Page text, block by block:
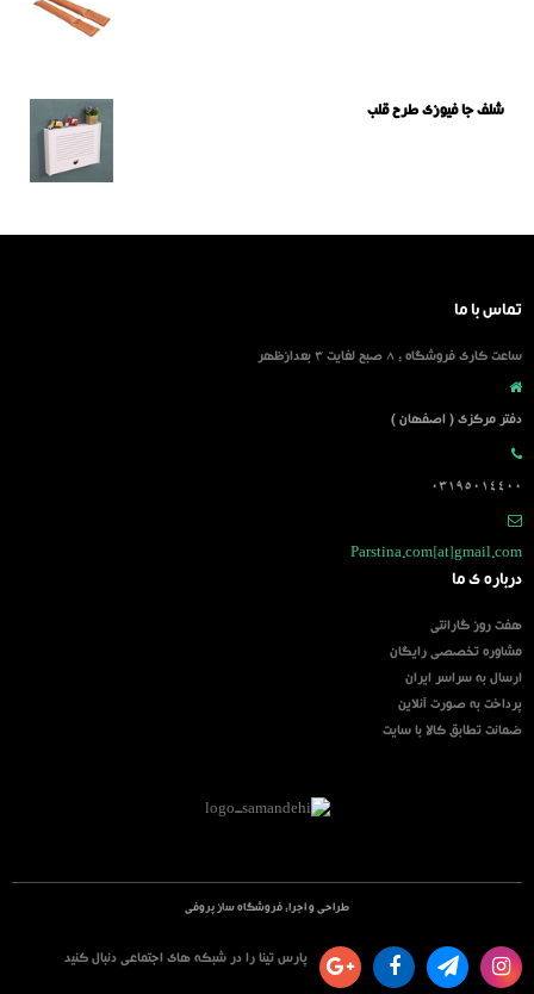
شلف جا فیوزی طرح قلب
تماس با ما
ساعت کاری فروشگاه : 8 صبح لغایت 3 بعدازظهر
دفتر مرکزی ( اصفهان )
03195014400
Parstina.com[at]gmail.com
درباره ی ما
هفت روز گارانتی
مشاوره تخصصی رایگان
ارسال به سراسر ایران
پرداخت به صورت آنلاین
ضمانت تطابق کالا با سایت
طراحی و اجرا:فروشگاه ساز پروفی
پارس تینا را در شبکه های اجتماعی دنبال کنید